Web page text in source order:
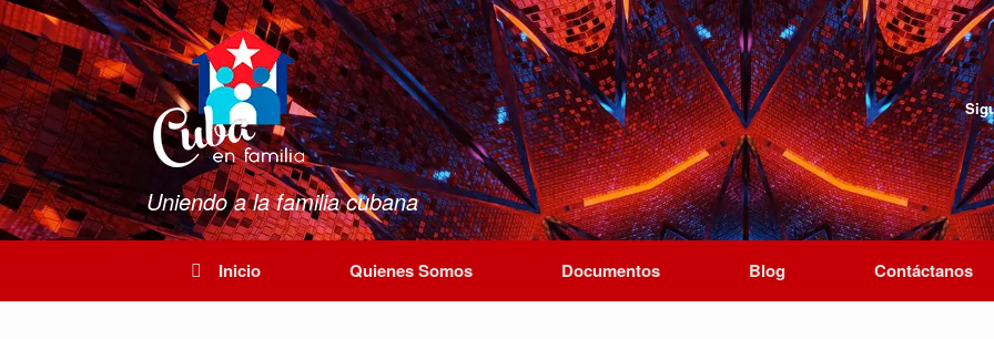
Saltar
al
contenido
Uniendo a la familia cubana
Inicio Quienes Somos Documentos Blog Contáctanos